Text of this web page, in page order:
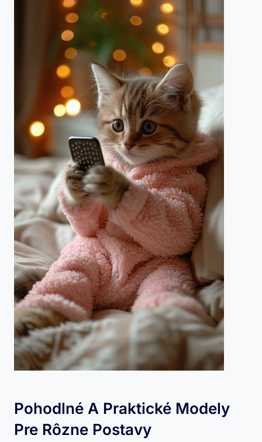
Pohodlné A Praktické Modely
Pre Rôzne Postavy